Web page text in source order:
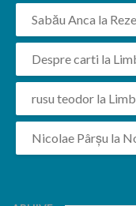
Sabău Anca la
Despre carti la
rusu teodor la
Nicolae Pârșu la